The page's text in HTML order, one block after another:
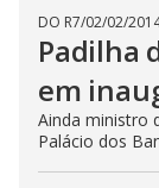
DO R7/02/02/
Padilha
em
Ainda ministro
Palácio dos